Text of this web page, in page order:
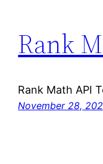
Rank
Rank Math API
November 28,